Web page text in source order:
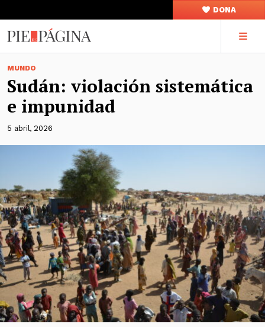
DONA
MUNDO
Sudán: violación sistemática
e impunidad
5 abril, 2026